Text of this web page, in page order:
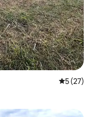
5 av 5 i
5 (27)